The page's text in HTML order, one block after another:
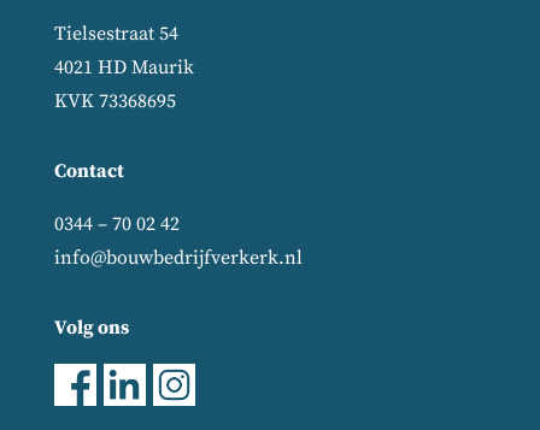
Tielsestraat 54
4021 HD Maurik
KVK 73368695
Contact
0344 – 70 02 42
info@bouwbedrijfverkerk.nl
Volg ons